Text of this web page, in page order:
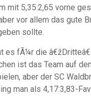
mit 5,35:2,65 vorne
vor allem das gute
sollte.
es fÃ¼r die
ist das Team auf
aber der SC
man als 4,17:3,83-